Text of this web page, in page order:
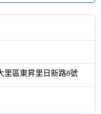
里區東昇里日新路8號